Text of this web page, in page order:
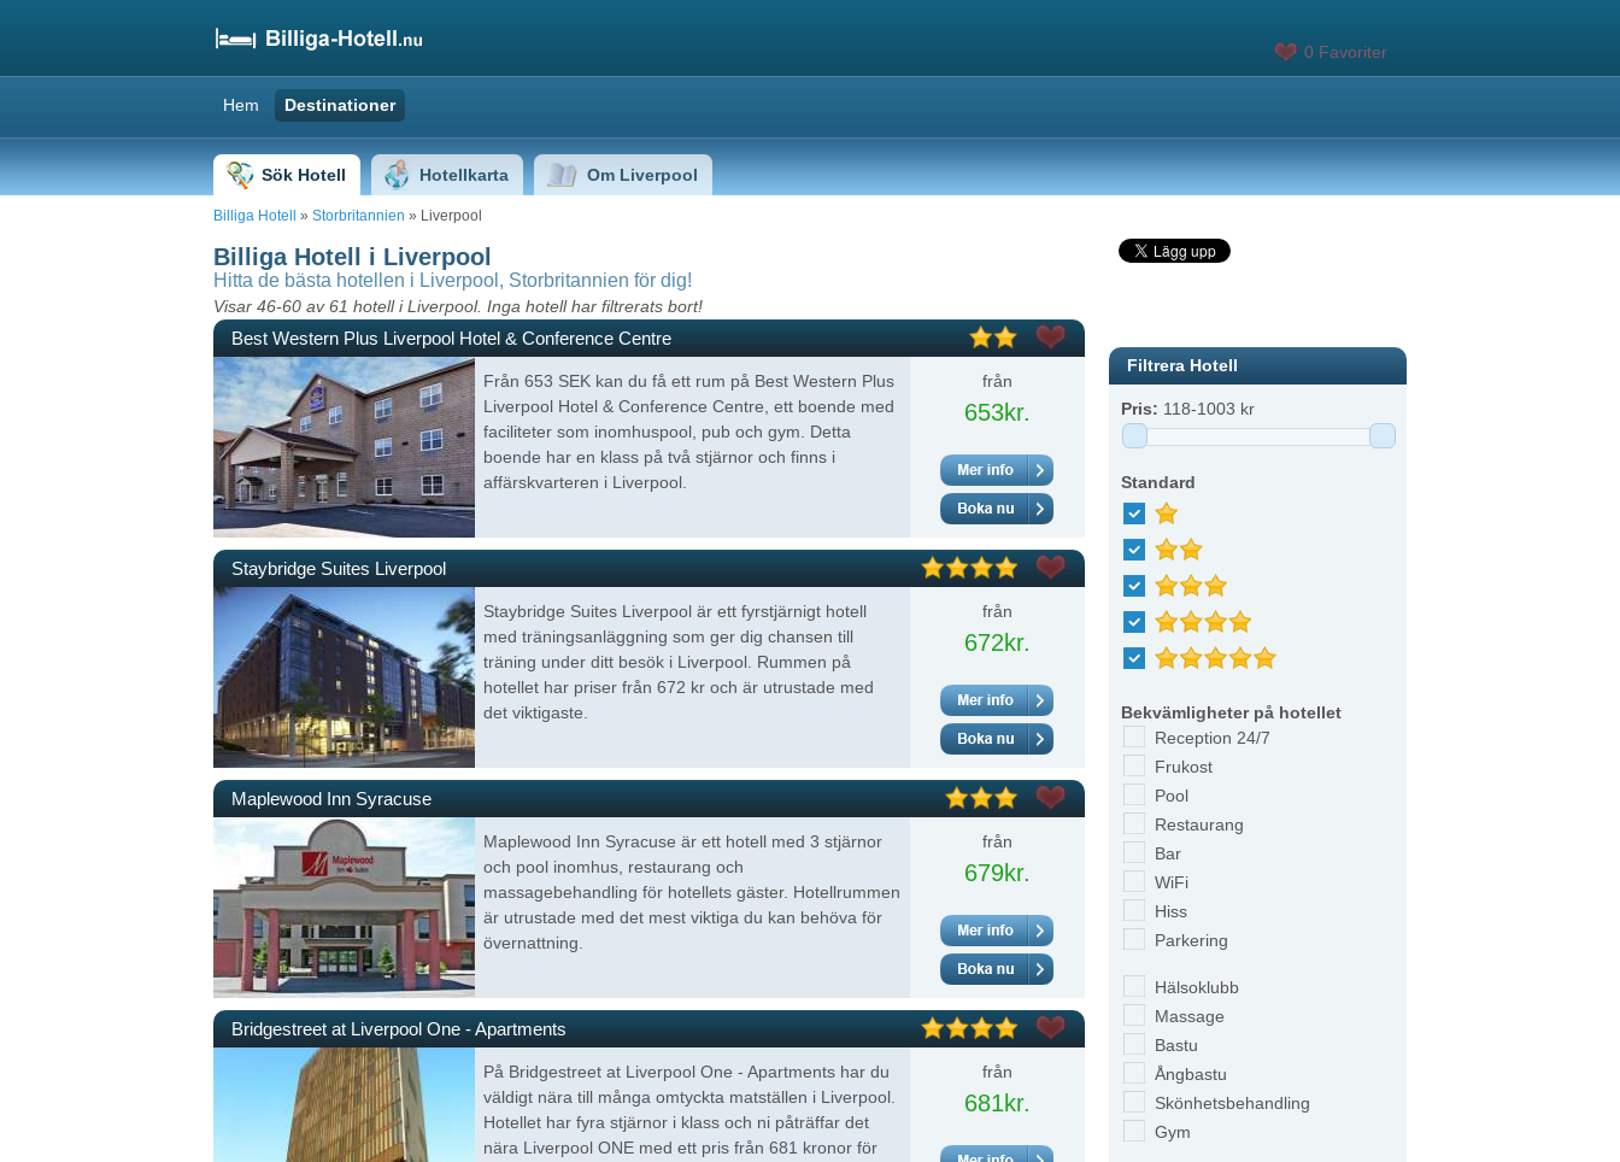
0 Favoriter
Hem Destinationer
Sök Hotell Hotellkarta Om Liverpool
Billiga Hotell » Storbritannien » Liverpool
Filtrera Hotell
Pris: 118-1003 kr
Standard
Bekvämligheter på hotellet
Reception 24/7
Frukost
Pool
Restaurang
Bar
WiFi
Hiss
Parkering
Hälsoklubb
Massage
Bastu
Ångbastu
Skönhetsbehandling
Gym
Billiga Hotell i Liverpool
Hitta de bästa hotellen i Liverpool, Storbritannien för dig!
Visar 46-60 av 61 hotell i Liverpool. Inga hotell har filtrerats bort!
Best Western Plus Liverpool Hotel & Conference Centre
från
653kr.
Från 653 SEK kan du få ett rum på Best Western Plus
Liverpool Hotel & Conference Centre, ett boende med
faciliteter som inomhuspool, pub och gym. Detta
boende har en klass på två stjärnor och finns i
affärskvarteren i Liverpool.
Staybridge Suites Liverpool
från
672kr.
Staybridge Suites Liverpool är ett fyrstjärnigt hotell
med träningsanläggning som ger dig chansen till
träning under ditt besök i Liverpool. Rummen på
hotellet har priser från 672 kr och är utrustade med
det viktigaste.
Maplewood Inn Syracuse
från
679kr.
Maplewood Inn Syracuse är ett hotell med 3 stjärnor
och pool inomhus, restaurang och
massagebehandling för hotellets gäster. Hotellrummen
är utrustade med det mest viktiga du kan behöva för
övernattning.
Bridgestreet at Liverpool One - Apartments
från
681kr.
På Bridgestreet at Liverpool One - Apartments har du
väldigt nära till många omtyckta matställen i Liverpool.
Hotellet har fyra stjärnor i klass och ni påträffar det
nära Liverpool ONE med ett pris från 681 kronor för